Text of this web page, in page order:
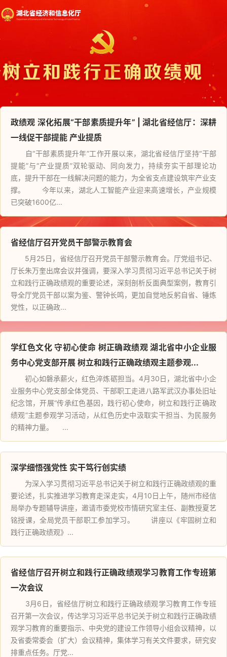
政绩观 深化拓展“干部素质提升年” | 湖北省经信厅：深耕
一线促干部提能 产业提质
自“干部素质提升年”工作开展以来，湖北省经信厅坚持“干部
提能”与“产业提质”双轮驱动、同向发力，持续夯实干部理论功
底，提升干部在一线解决问题的能力，为全省支点建设筑牢产业支
撑。 今年以来，湖北人工智能产业迎来高速增长，产业规模
已突破1600亿...
省经信厅召开党员干部警示教育会
5月25日，省经信厅召开党员干部警示教育会。厅党组书记、
厅长朱万奎出席会议并强调，要深入学习贯彻习近平总书记关于树
立和践行正确政绩观的重要论述，深刻剖析反面典型案例，教育引
导全厅党员干部以案为鉴、警钟长鸣，更加自觉地反躬自省、锤炼
党性，以正确政...
学红色文化 守初心使命 树正确政绩观 湖北省中小企业服
务中心党支部开展 树立和践行正确政绩观主题参观...
初心如磐承薪火，红色淬炼砺担当。4月30日，湖北省中小企
业服务中心党支部全体党员、干部职工走进八路军武汉办事处旧址
纪念馆，开展“传承红色基因，践行初心使命，树立和践行正确政
绩观”主题参观学习活动，从红色历史中汲取实干担当、为民服务
的精神力量。 ...
深学细悟强党性 实干笃行创实绩
为深入学习贯彻习近平总书记关于树立和践行正确政绩观的重
要论述，扎实推进学习教育走深走实，4月10日上午，随州市经信
局举办专题辅导讲座，邀请市委党校市情研究室主任、副教授夏艺
铭授课，全局党员干部职工参加学习。 讲座以《牢固树立和
践行正确政绩观》...
省经信厅召开树立和践行正确政绩观学习教育工作专班第
一次会议
3月6日，省经信厅树立和践行正确政绩观学习教育工作专班
召开第一次会议，传达学习习近平总书记关于树立和践行正确政绩
观学习教育的重要指示、中央党的建设工作领导小组会议精神，以
及省委常委会（扩大）会议精神，集体学习有关文件要求，研究安
排重点任务。厅党...